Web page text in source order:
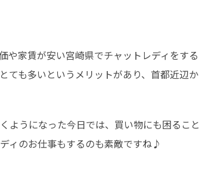
や家賃が安い宮崎県でチャットレディをする
ても多いというメリットがあり、首都近辺か
ようになった今日では、買い物にも困ること
ィのお仕事もするのも素敵ですね♪